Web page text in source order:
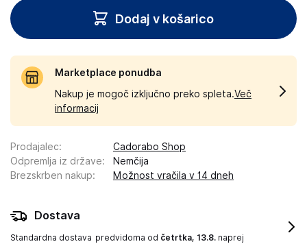
Dodaj v košarico
Marketplace ponudba
Nakup je mogoč izključno preko spleta.Več
informacij
Prodajalec:
Cadorabo Shop
Odpremlja iz države:
Nemčija
Brezskrben nakup: Možnost vračila v 14 dneh
Dostava
Standardna dostava predvidoma od četrtka, 13.8. naprej